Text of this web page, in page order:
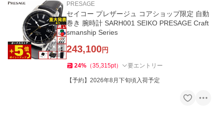
PRESAGE
セイコー プレザージュ コアショップ限定 自動
巻き 腕時計 SARH001 SEIKO PRESAGE Craft
smanship Series
243,100円
24% （35,315pt） 要エントリー
【予約】2026年8月下旬頃入荷予定